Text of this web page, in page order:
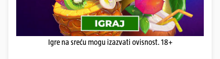
Igre na sreću mogu izazvati ovisnost. 18+